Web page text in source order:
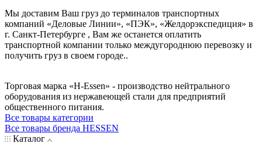
Мы доставим Ваш груз до терминалов транспортных
компаний «Деловые Линии», «ПЭК», «Желдорэкспедиция» в
г. Санкт-Петербурге , Вам же останется оплатить
транспортной компании только междугороднюю перевозку и
получить груз в своем городе..
Торговая марка «H-Essen» - производство нейтрального
оборудования из нержавеющей стали для предприятий
общественного питания.
Все товары категории
Все товары бренда HESSEN
Каталог